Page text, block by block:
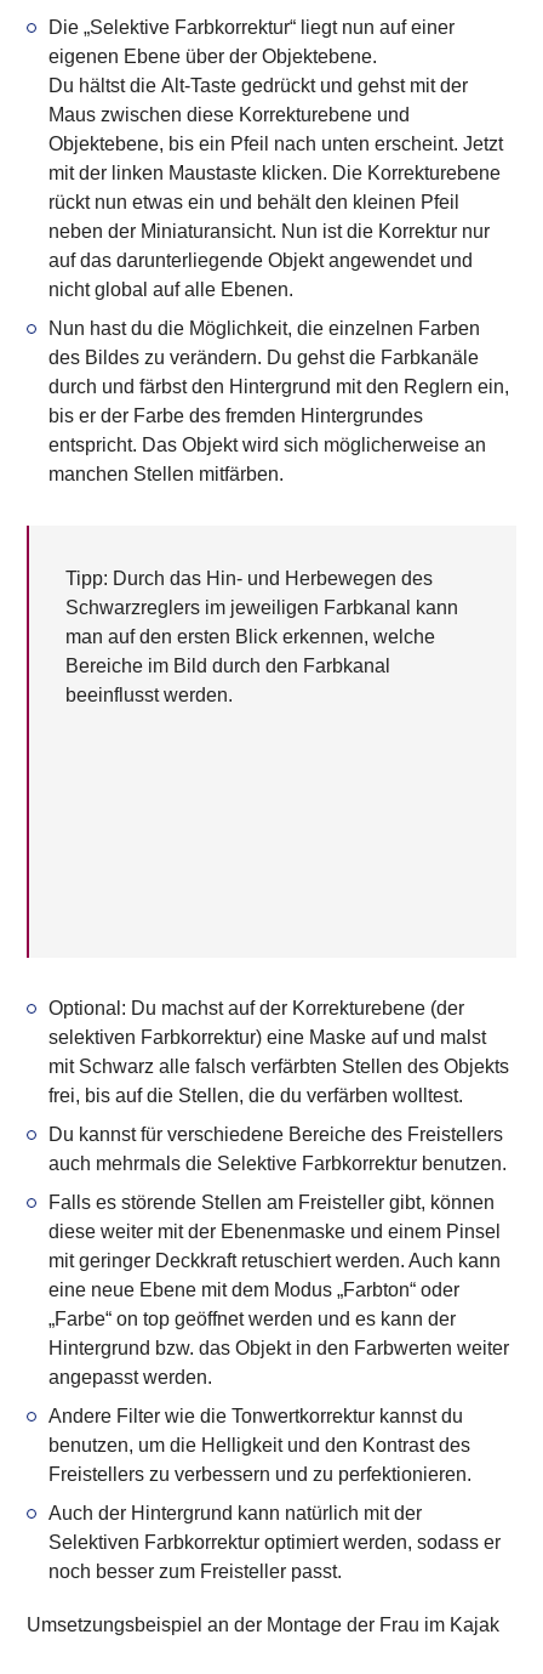
Die „Selektive Farbkorrektur“ liegt nun auf einer
eigenen Ebeneüber der Objektebene.
Du hältst die Alt-Taste gedrücktund gehst mit der
Maus zwischen diese Korrekturebene und
Objektebene, bis ein Pfeil nach unten erscheint. Jetzt
mit der linken Maustaste klicken. Die Korrekturebene
rückt nun etwas ein und behält den kleinen Pfeil
neben der Miniaturansicht. Nun ist die Korrektur nur
auf das darunterliegende Objekt angewendetund
nicht global auf alle Ebenen.
Nun hast du die Möglichkeit, die einzelnen Farben
des Bildeszu verändern. Du gehst die Farbkanäle
durch und färbst den Hintergrund mit den Reglern ein,
bis er der Farbe des fremden Hintergrundes
entspricht. Das Objekt wird sich möglicherweise an
manchen Stellen mitfärben.
Tipp: Durch das Hin- und Herbewegen des
Schwarzreglers im jeweiligen Farbkanal kann
man auf den ersten Blick erkennen, welche
Bereiche im Bild durch den Farbkanal
beeinflusst werden.
Optional: Du machst auf der Korrekturebene (der
selektiven Farbkorrektur) eine Maske auf und malst
mit Schwarz alle falsch verfärbten Stellen des Objekts
frei, bis auf die Stellen, die du verfärben wolltest.
Du kannst für verschiedene Bereiche des Freistellers
auch mehrmals die Selektive Farbkorrektur benutzen.
Falls es störende Stellen am Freisteller gibt, können
diese weiter mit der Ebenenmaskeund einem Pinsel
mit geringer Deckkraft retuschiert werden. Auch kann
eine neue Ebene mit dem Modus „Farbton“ oder
„Farbe“on top geöffnet werden und es kann der
Hintergrund bzw. das Objekt in den Farbwerten weiter
angepasst werden.
Andere Filter wie die Tonwertkorrekturkannst du
benutzen, um die Helligkeit und den Kontrastdes
Freistellers zu verbessern und zu perfektionieren.
Auch der Hintergrund kann natürlich mit der
Selektiven Farbkorrektur optimiert werden, sodass er
noch besser zum Freisteller passt.
Umsetzungsbeispiel an der Montage der Frau im Kajak